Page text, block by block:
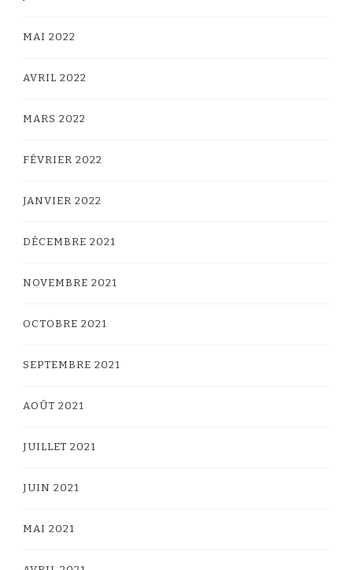
MAI 2022
AVRIL 2022
MARS 2022
FÉVRIER 2022
JANVIER 2022
DÉCEMBRE 2021
NOVEMBRE 2021
OCTOBRE 2021
SEPTEMBRE 2021
AOÛT 2021
JUILLET 2021
JUIN 2021
MAI 2021